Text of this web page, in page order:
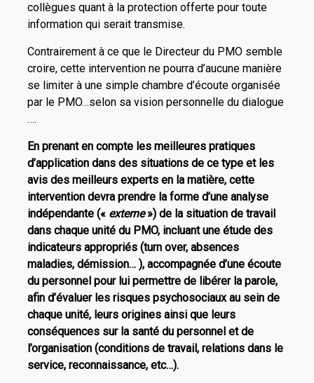
collègues quant à la protection offerte pour toute
information qui serait transmise.
Contrairement à ce que le Directeur du PMO semble
croire, cette intervention ne pourra d’aucune manière
se limiter à une simple chambre d’écoute organisée
par le PMO…selon sa vision personnelle du dialogue
….
En prenant en compte les meilleures pratiques
d’application dans des situations de ce type et les
avis des meilleurs experts en la matière, cette
intervention devra prendre la forme d’une analyse
indépendante (« externe») de la situation de travail
dans chaque unité du PMO, incluant une étude des
indicateurs appropriés (turn over, absences
maladies, démission… ), accompagnée d’une écoute
du personnel pour lui permettre de libérer la parole,
afin d’évaluer les risques psychosociaux au sein de
chaque unité, leurs origines ainsi que leurs
conséquences sur la santé du personnel et de
l’organisation (conditions de travail, relations dans le
service, reconnaissance, etc…).